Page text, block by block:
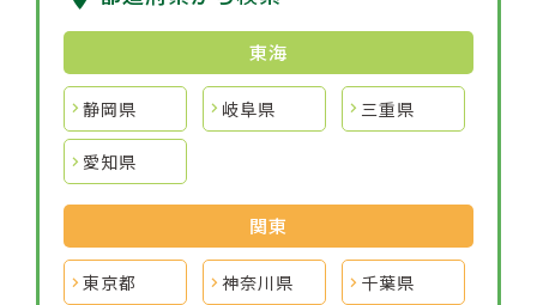
東海
静岡県 岐阜県 三重県
愛知県
関東
東京都 神奈川県 千葉県